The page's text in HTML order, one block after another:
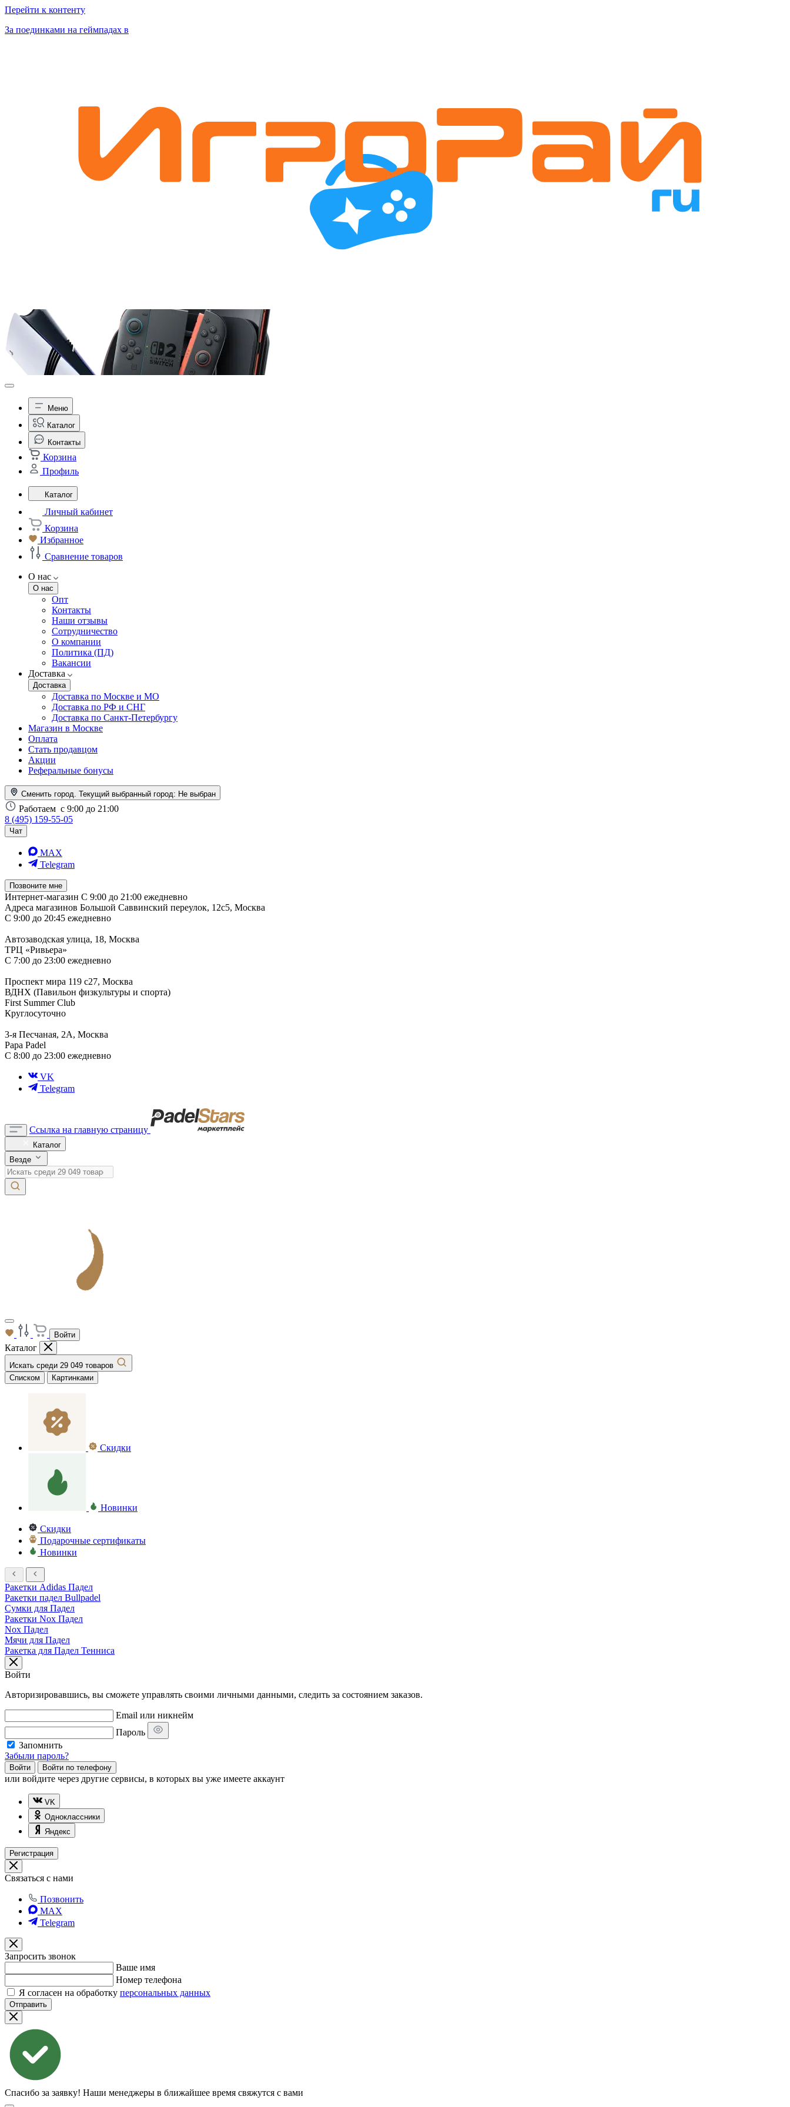
Перейти к контенту
За поединками на геймпадах в
Меню
Каталог
Контакты
Корзина
Профиль
Каталог
Личный кабинет
Корзина
Избранное
Сравнение товаров
О нас
О нас
Опт
Контакты
Наши отзывы
Сотрудничество
О компании
Политика (ПД)
Вакансии
Доставка
Доставка
Доставка по Москве и МО
Доставка по РФ и СНГ
Доставка по Санкт-Петербургу
Магазин в Москве
Оплата
Стать продавцом
Акции
Реферальные бонусы
Сменить город. Текущий выбранный город: Не выбран
Работаем с 9:00 до 21:00
8 (495) 159-55-05
Чат
MAX
Telegram
Позвоните мне
Интернет-магазин С 9:00 до 21:00 ежедневно
Адреса магазинов Большой Саввинский переулок, 12с5, Москва
С 9:00 до 20:45 ежедневно
Автозаводская улица, 18, Москва
ТРЦ «Ривьера»
С 7:00 до 23:00 ежедневно
Проспект мира 119 с27, Москва
ВДНХ (Павильон физкультуры и спорта)
First Summer Club
Круглосуточно
3-я Песчаная, 2А, Москва
Papa Padel
С 8:00 до 23:00 ежедневно
VK
Telegram
Ссылка на главную страницу
Каталог
Везде
Войти
Каталог
Искать среди 29 049 товаров
Списком
Картинками
Скидки
Новинки
Скидки
Подарочные сертификаты
Новинки
Ракетки Adidas Падел
Ракетки падел Bullpadel
Сумки для Падел
Ракетки Nox Падел
Nox Падел
Мячи для Падел
Ракетка для Падел Тенниса
Войти
Авторизировавшись, вы сможете управлять своими личными данными, следить за состоянием заказов.
Email или никнейм
Пароль
Запомнить
Забыли пароль?
Войти Войти по телефону
или войдите через другие сервисы, в которых вы уже имеете аккаунт
VK
Одноклассники
Яндекс
Регистрация
Связаться с нами
Позвонить
MAX
Telegram
Запросить звонок
Ваше имя
Номер телефона
Я согласен на обработку персональных данных
Отправить
Спасибо за заявку! Наши менеджеры в ближайшее время свяжутся с вами